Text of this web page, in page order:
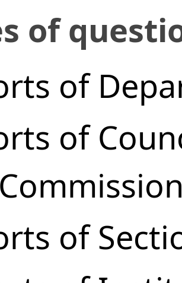
of
of
of
of